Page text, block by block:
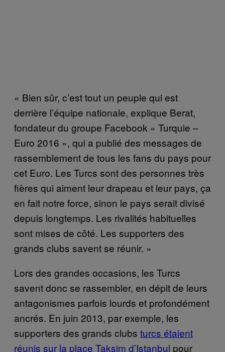
« Bien sûr, c’est tout un peuple qui est
derrière l’équipe nationale, explique Berat,
fondateur du groupe Facebook « Turquie –
Euro 2016 », qui a publié des messages de
rassemblement de tous les fans du pays pour
cet Euro. Les Turcs sont des personnes très
fières qui aiment leur drapeau et leur pays, ça
en fait notre force, sinon le pays serait divisé
depuis longtemps. Les rivalités habituelles
sont mises de côté. Les supporters des
grands clubs savent se réunir. »
Lors des grandes occasions, les Turcs
savent donc se rassembler, en dépit de leurs
antagonismes parfois lourds et profondément
ancrés. En juin 2013, par exemple, les
supporters des grands clubs turcs étaient
réunis sur la place Taksim d’Istanbul pour